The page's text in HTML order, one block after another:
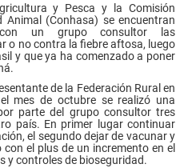
y Pesca y la Comisión
Animal (Conhasa) se encuentran
con un grupo consultor las
o no contra la fiebre aftosa, luego
y que ya ha comenzado a poner
de la Federación Rural en
mes de octubre se realizó una
parte del grupo consultor tres
país. En primer lugar continuar
el segundo dejar de vacunar y
el plus de un incremento en el
y controles de bioseguridad.